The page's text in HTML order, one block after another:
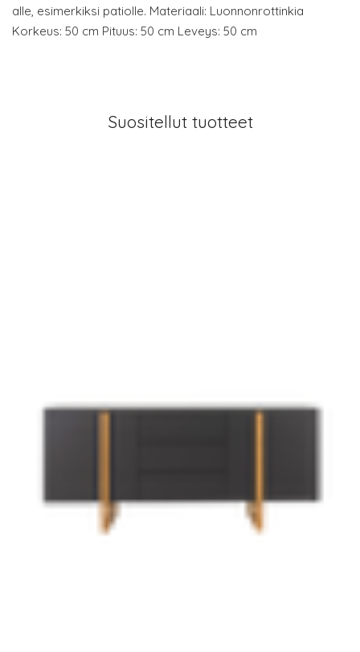
alle, esimerkiksi patiolle. Materiaali: Luonnonrottinkia
Korkeus: 50 cm Pituus: 50 cm Leveys: 50 cm
Suositellut tuotteet